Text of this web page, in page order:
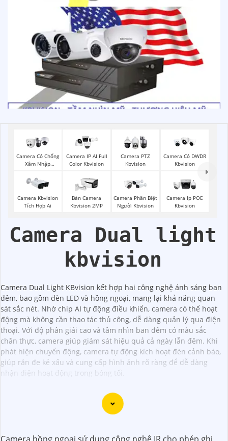
Camera Có Chống
Xâm Nhập
Camera IP AI Full
Color Kbvision
Camera PTZ
Kbvision
Camera Có DWDR
Kbvision
Camera Kbvision
Tích Hợp Ai
Bán Camera
Kbvision 2MP
Camera Phân Biệt
Người Kbvision
Camera Ip POE
Kbvision
Camera Dual light
kbvision
Camera Dual Light KBvision kết hợp hai công nghệ ánh sáng ban
đêm, bao gồm đèn LED và hồng ngoại, mang lại khả năng quan
sát sắc nét. Nhờ chip AI tự động điều khiển, camera có thể hoạt
động mà không cần thao tác thủ công, dễ dàng quản lý qua điện
thoại. Với độ phân giải cao và tầm nhìn ban đêm có màu sắc
chân thực, camera giúp giám sát hiệu quả cả ngày lẫn đêm. Khi
phát hiện chuyển động, camera tự động kích hoạt đèn cảnh báo,
giúp răn đe kẻ xấu và cung cấp hình ảnh rõ ràng để dễ dàng
nhận diện hoạt động trong bóng tối.